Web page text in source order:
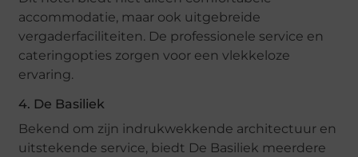
accommodatie, maar ook uitgebreide
vergaderfaciliteiten. De professionele service en
cateringopties zorgen voor een vlekkeloze
ervaring.
4. De Basiliek
Bekend om zijn indrukwekkende architectuur en
uitstekende service, biedt De Basiliek meerdere